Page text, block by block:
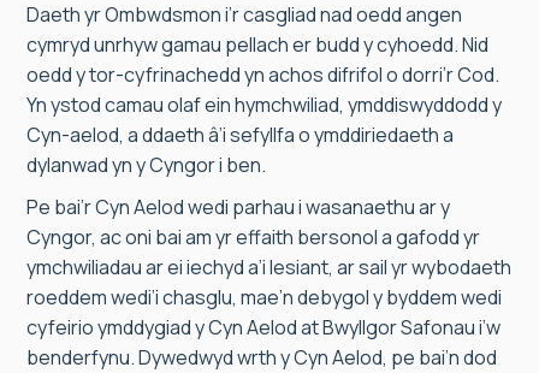
Daeth yr Ombwdsmon i’r casgliad nad oedd angen
cymryd unrhyw gamau pellach er budd y cyhoedd. Nid
oedd y tor-cyfrinachedd yn achos difrifol o dorri’r Cod.
Yn ystod camau olaf ein hymchwiliad, ymddiswyddodd y
Cyn-aelod, a ddaeth â’i sefyllfa o ymddiriedaeth a
dylanwad yn y Cyngor i ben.
Pe bai’r Cyn Aelod wedi parhau i wasanaethu ar y
Cyngor, ac oni bai am yr effaith bersonol a gafodd yr
ymchwiliadau ar ei iechyd a’i lesiant, ar sail yr wybodaeth
roeddem wedi’i chasglu, mae’n debygol y byddem wedi
cyfeirio ymddygiad y Cyn Aelod at Bwyllgor Safonau i’w
benderfynu. Dywedwyd wrth y Cyn Aelod, pe bai’n dod